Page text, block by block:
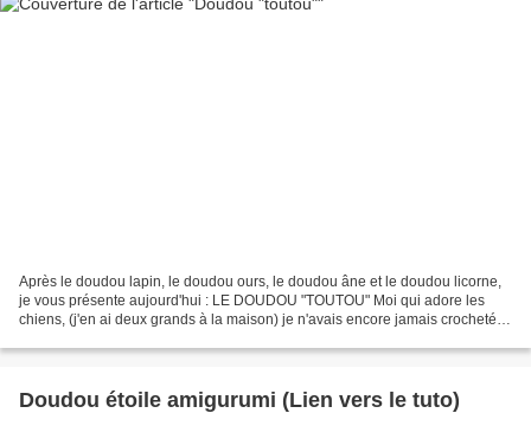
Après le doudou lapin, le doudou ours, le doudou âne et le doudou licorne,
je vous présente aujourd'hui : LE DOUDOU "TOUTOU" Moi qui adore les
chiens, (j'en ai deux grands à la maison) je n'avais encore jamais crocheté
Doudou étoile amigurumi (Lien vers le tuto)